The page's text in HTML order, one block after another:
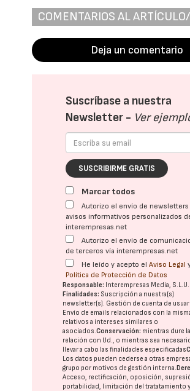
COMENTARIOS AL
Deja un comentario
Suscríbase a nuestra
Newsletter - Ver
SUSCRIBIRME GRATIS
Marcar todos
Autorizo el envío de newsletters
avisos informativos personalizados
interempresas.net
Autorizo el envío de
de terceros vía interempresas.net
He leído y acepto elAviso Legal
Política de Protección de Datos
Responsable: Interempresas Media, S.L.U.
Finalidades: Suscripción a nuestra(s)
newsletter(s). Gestión de cuenta de
Envío de emails relacionados con la
relativos a intereses similares o
asociados.Conservación: mientras dure la
relación con Ud., o mientras sea
llevar a cabo las finalidades especificadas
Los datos pueden cederse a otras
grupo por motivos de gestión interna.
Acceso, rectificación, oposición,
portabilidad, limitación del tratatamiento y